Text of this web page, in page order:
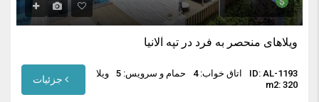
ویلاهای منحصر به فرد در تپه آلانیا
ID: AL-1193 اتاق خواب: 4
حمام و سرویس: 5
m2: 320
ویلا